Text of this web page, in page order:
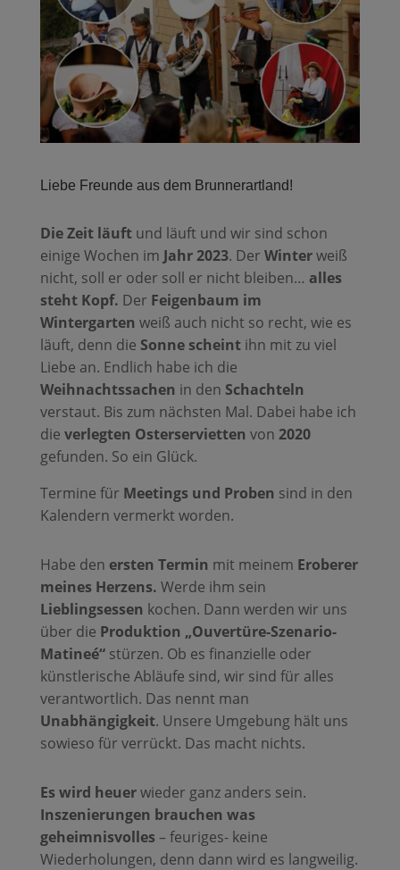
Liebe Freunde aus dem Brunnerartland!
Die Zeit läuftund läuft und wir sind schon
einige Wochen im Jahr 2023. Der Winterweiß
nicht, soll er oder soll er nicht bleiben… alles
steht Kopf. Der Feigenbaum im
Wintergarten weiß auch nicht so recht, wie es
läuft, denn die Sonne scheintihn mit zu viel
Liebe an. Endlich habe ich die
Weihnachtssachen in den Schachteln
verstaut. Bis zum nächsten Mal. Dabei habe ich
die verlegten Osterservietten von 2020
gefunden. So ein Glück.
Termine für Meetings und Proben sind in den
Kalendern vermerkt worden.
Habe den ersten Termin mit meinem Eroberer
meines Herzens. Werde ihm sein
Lieblingsessen kochen. Dann werden wir uns
über die Produktion „Ouvertüre-Szenario-
Matineé“stürzen. Ob es finanzielle oder
künstlerische Abläufe sind, wir sind für alles
verantwortlich. Das nennt man
Unabhängigkeit. Unsere Umgebung hält uns
sowieso für verrückt. Das macht nichts.
Es wird heuerwieder ganz anders sein.
Inszenierungen brauchen was
geheimnisvolles – feuriges- keine
Wiederholungen, denn dann wird es langweilig.